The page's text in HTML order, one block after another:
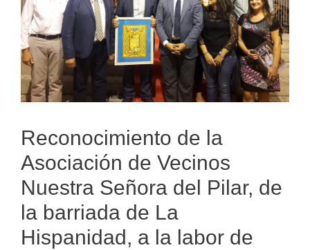
Reconocimiento de la
Asociación de Vecinos
Nuestra Señora del Pilar, de
la barriada de La
Hispanidad, a la labor de